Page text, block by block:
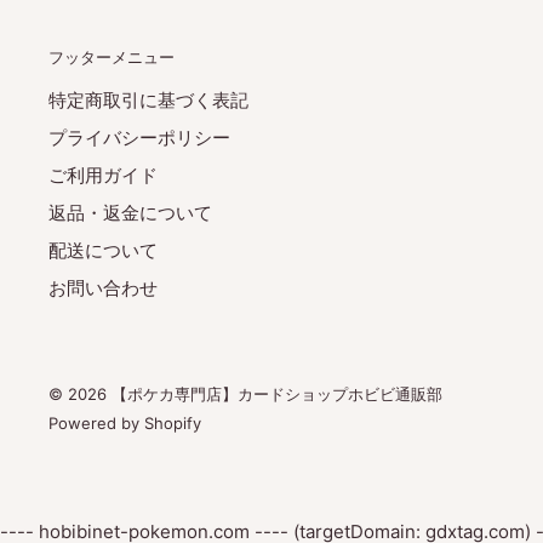
フッターメニュー
特定商取引に基づく表記
プライバシーポリシー
ご利用ガイド
返品・返金について
配送について
お問い合わせ
© 2026 【ポケカ専門店】カードショップホビビ通販部
Powered by Shopify
---- hobibinet-pokemon.com ---- (targetDomain: gdxtag.com)